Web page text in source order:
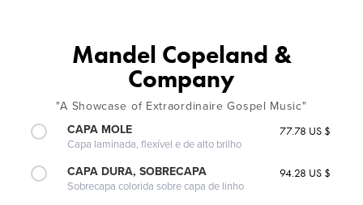
Mandel Copeland &
Company
"A Showcase of Extraordinaire Gospel Music"
CAPA MOLE
Capa laminada, flexível e de alto brilho
77.78 US $
CAPA DURA, SOBRECAPA
Sobrecapa colorida sobre capa de linho
94.28 US $